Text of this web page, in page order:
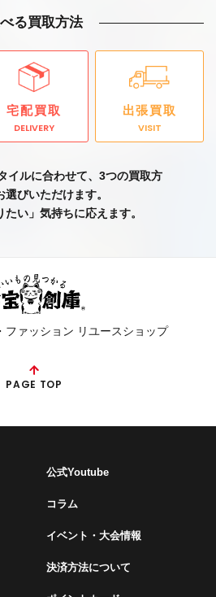
る買取方法
宅配買取
DELIVERY
出張買取
VISIT
イルに合わせて、3つの買取方
選びいただけます。
たい」気持ちに応えます。
ファッション リユースショップ
PAGE TOP
公式Youtube
コラム
イベント・⼤会情報
決済方法について